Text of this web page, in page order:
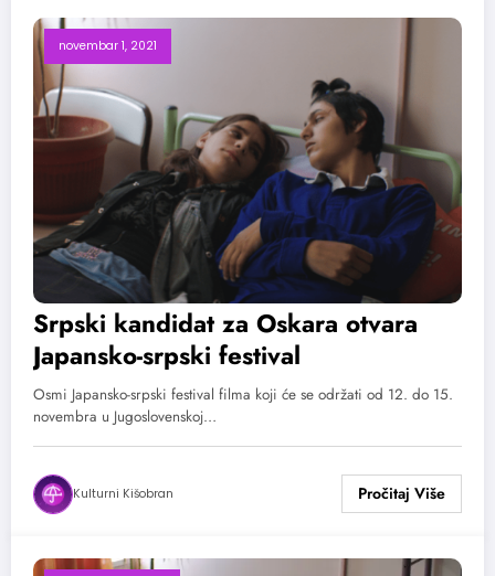
novembar 1, 2021
Srpski kandidat za Oskara otvara
Japansko-srpski festival
Osmi Japansko-srpski festival filma koji će se održati od 12. do 15.
novembra u Jugoslovenskoj…
Kulturni Kišobran